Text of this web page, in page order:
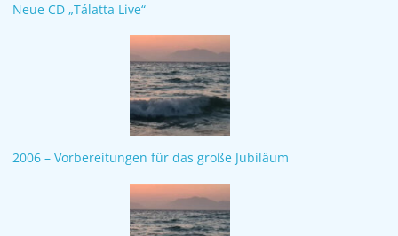
Neue CD „Tálatta Live“
2006 – Vorbereitungen für das große Jubiläum